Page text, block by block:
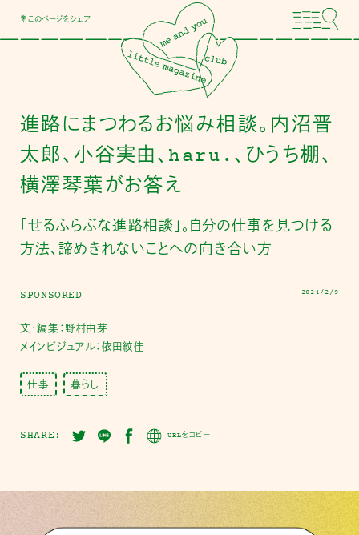
💐このページをシェア
進路にまつわるお悩み相談。内沼晋
太郎、小谷実由、haru.、ひうち棚、
横澤琴葉がお答え
「せるふらぶな進路相談」。自分の仕事を見つける
方法、諦めきれないことへの向き合い方
SPONSORED
文・編集：野村由芽
メインビジュアル：依田紋佳
2024/2/9
仕事 暮らし
SHARE: URLをコピー